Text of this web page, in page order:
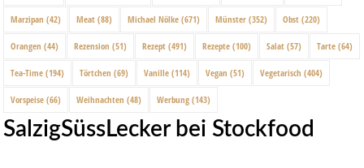
Marzipan (42) Meat (88) Michael Nölke (671) Münster (352) Obst (220)
Orangen (44) Rezension (51) Rezept (491) Rezepte (100) Salat (57) Tarte (64)
Tea-Time (194) Törtchen (69) Vanille (114) Vegan (51) Vegetarisch (404)
Vorspeise (66) Weihnachten (48) Werbung (143)
SalzigSüssLecker bei Stockfood